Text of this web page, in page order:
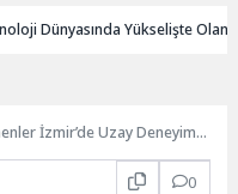
Dünyasında Yükselişte
İzmir’de Uzay Deneyimi
0